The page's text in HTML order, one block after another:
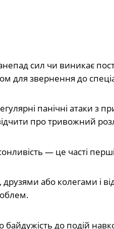
сил чи виникає
для звернення до
панічні атаки з
про тривожний
— це часті
або колегами і
байдужість до подій